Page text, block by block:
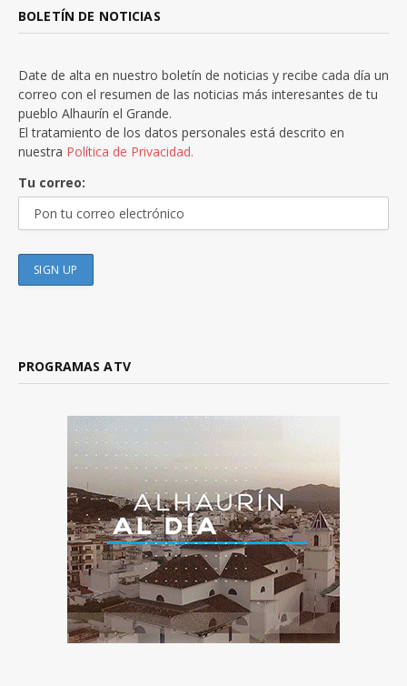
BOLETÍN DE NOTICIAS
Date de alta en nuestro boletín de noticias y recibe cada día un
correo con el resumen de las noticias más interesantes de tu
pueblo Alhaurín el Grande.
El tratamiento de los datos personales está descrito en
nuestra Política de Privacidad.
Tu correo:
PROGRAMAS ATV